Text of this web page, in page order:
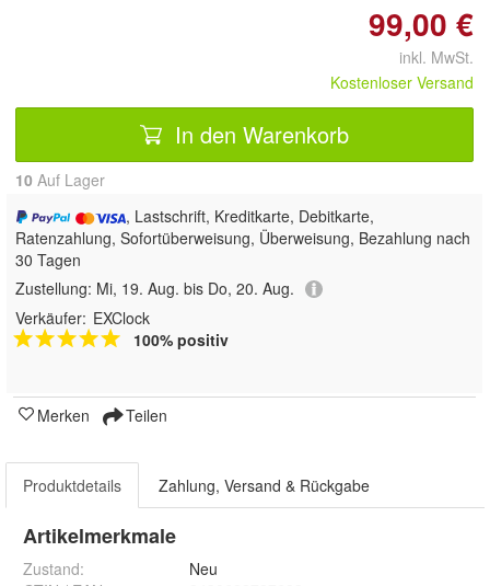
99,00 €
inkl. MwSt.
Kostenloser Versand
In den Warenkorb
10 Auf Lager
, Lastschrift, Kreditkarte, Debitkarte,
Ratenzahlung, Sofortüberweisung, Überweisung, Bezahlung nach
30 Tagen
Zustellung: Mi, 19. Aug. bis Do, 20. Aug.
Verkäufer: EXClock
100% positiv
Merken Teilen
Produktdetails Zahlung, Versand & Rückgabe
Artikelmerkmale
Zustand:
Neu